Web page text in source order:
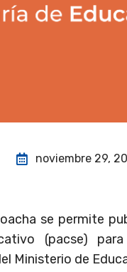
noviembre 29,
se permite
(pacse)
Ministerio de